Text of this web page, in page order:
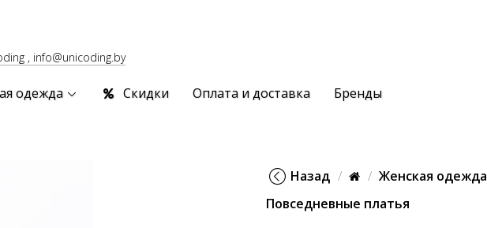
, info@unicoding.by
одежда Скидки Оплата и доставка Бренды
Назад Женская одежда
Повседневные платья